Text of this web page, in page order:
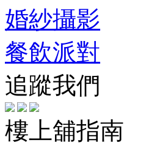
婚紗攝影
餐飲派對
追蹤我們
樓上舖指南